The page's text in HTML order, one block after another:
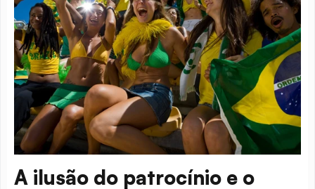
A ilusão do patrocínio e o